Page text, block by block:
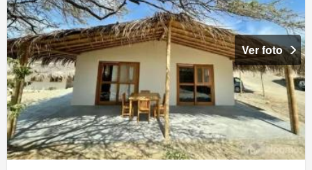
Ver foto